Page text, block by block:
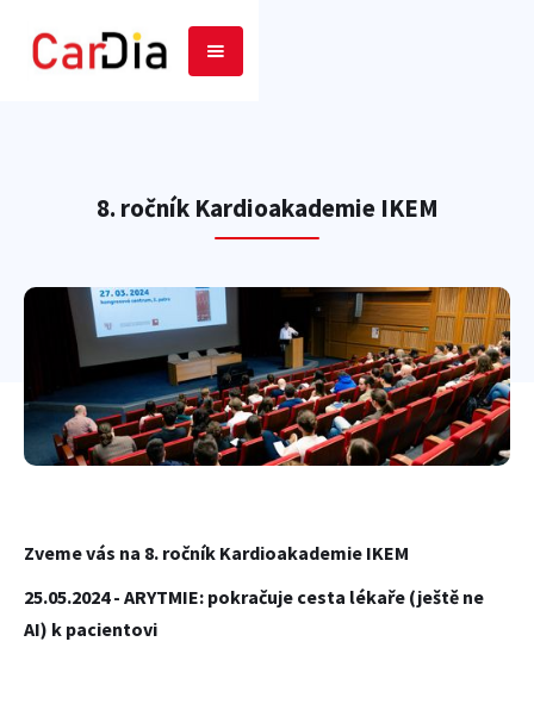
8. ročník Kardioakademie IKEM
Zveme vás na 8. ročník Kardioakademie IKEM
25.05.2024 - ARYTMIE: pokračuje cesta lékaře (ještě ne
AI) k pacientovi